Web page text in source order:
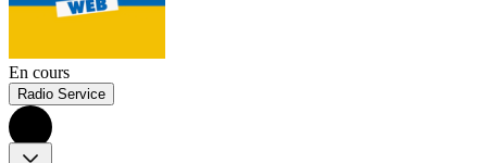
En cours
Radio Service